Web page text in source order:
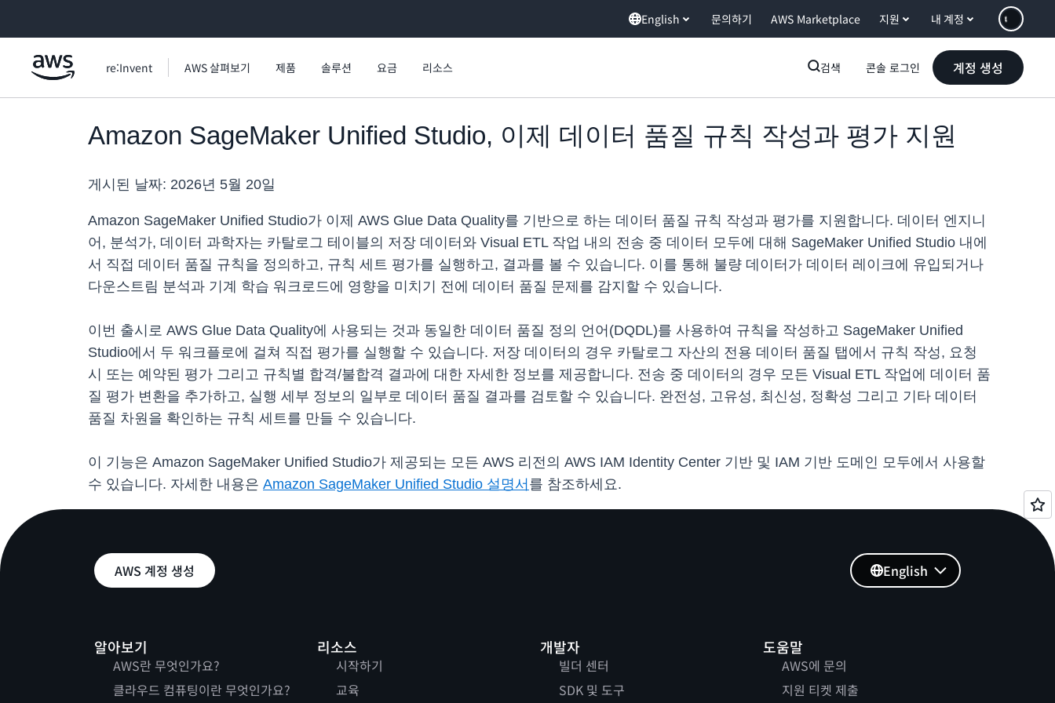
English 문의하기 AWS Marketplace 지원 내 계정
re:Invent AWS 살펴보기 제품 솔루션 요금 리소스 검색 콘솔 로그인 계정 생성
Amazon SageMaker Unified Studio, 이제 데이터 품질 규칙 작성과 평가 지원
게시된 날짜: 2026년 5월 20일
Amazon SageMaker Unified Studio가 이제 AWS Glue Data Quality를 기반으로 하는 데이터 품질 규칙 작성과 평가를 지원합니다. 데이터 엔지니
어, 분석가, 데이터 과학자는 카탈로그 테이블의 저장 데이터와 Visual ETL 작업 내의 전송 중 데이터 모두에 대해 SageMaker Unified Studio 내에
서 직접 데이터 품질 규칙을 정의하고, 규칙 세트 평가를 실행하고, 결과를 볼 수 있습니다. 이를 통해 불량 데이터가 데이터 레이크에 유입되거나
다운스트림 분석과 기계 학습 워크로드에 영향을 미치기 전에 데이터 품질 문제를 감지할 수 있습니다.
이번 출시로 AWS Glue Data Quality에 사용되는 것과 동일한 데이터 품질 정의 언어(DQDL)를 사용하여 규칙을 작성하고 SageMaker Unified
Studio에서 두 워크플로에 걸쳐 직접 평가를 실행할 수 있습니다. 저장 데이터의 경우 카탈로그 자산의 전용 데이터 품질 탭에서 규칙 작성, 요청
시 또는 예약된 평가 그리고 규칙별 합격/불합격 결과에 대한 자세한 정보를 제공합니다. 전송 중 데이터의 경우 모든 Visual ETL 작업에 데이터 품
질 평가 변환을 추가하고, 실행 세부 정보의 일부로 데이터 품질 결과를 검토할 수 있습니다. 완전성, 고유성, 최신성, 정확성 그리고 기타 데이터
품질 차원을 확인하는 규칙 세트를 만들 수 있습니다.
이 기능은 Amazon SageMaker Unified Studio가 제공되는 모든 AWS 리전의 AWS IAM Identity Center 기반 및 IAM 기반 도메인 모두에서 사용할
수 있습니다. 자세한 내용은 Amazon SageMaker Unified Studio 설명서 를 참조하세요.
AWS 계정 생성
알아보기
AWS란 무엇인가요?
클라우드 컴퓨팅이란 무엇인가요?
리소스
시작하기
교육
개발자
빌더 센터
SDK 및 도구
도움말
AWS에 문의
지원 티켓 제출
English